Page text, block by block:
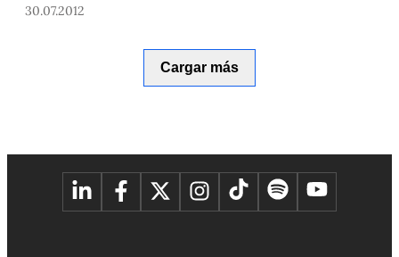
cuestionada por especialistas, miembros del
República. Conversamos con el Dr. Yván Montoya
Vivanco, doctor en Derecho y coordinador del
30.07.2012
Cargar más